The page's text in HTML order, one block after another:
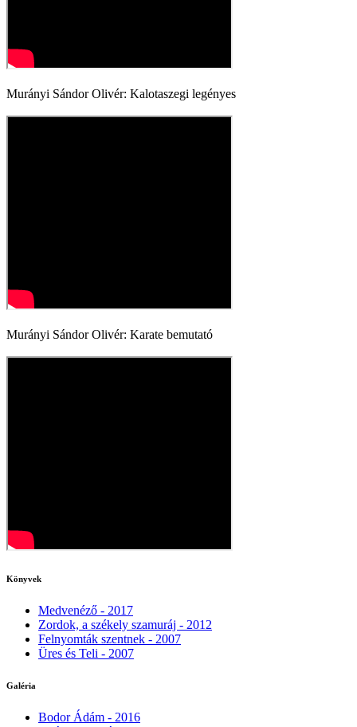
Murányi Sándor Olivér: Kalotaszegi legényes
Murányi Sándor Olivér: Karate bemutató
Könyvek
Medvenéző - 2017
Zordok, a székely szamuráj - 2012
Felnyomták szentnek - 2007
Üres és Teli - 2007
Galéria
Bodor Ádám - 2016